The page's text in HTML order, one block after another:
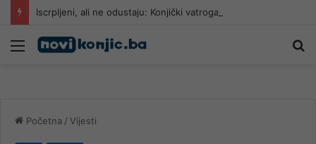
Meni
Početna / Vijesti